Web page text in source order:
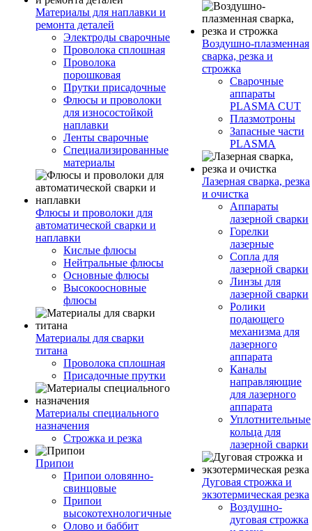
Материалы для наплавки и
ремонта деталей
Электроды сварочные
Проволока сплошная
Проволока
порошковая
Прутки присадочные
Флюсы и проволоки
для износостойкой
наплавки
Ленты сварочные
Специализированные
материалы
Флюсы и проволоки для
автоматической сварки и
наплавки
Кислые флюсы
Нейтральные флюсы
Основные флюсы
Высокоосновные
флюсы
Материалы для сварки
титана
Проволока сплошная
Присадочные прутки
Материалы специального
назначения
Строжка и резка
Припои
Припои оловянно-
свинцовые
Припои
высокотехнологичные
Олово и баббит
Воздушно-плазменная
сварка, резка и
строжка
Сварочные
аппараты
PLASMA CUT
Плазмотроны
Запасные части
PLASMA
Лазерная сварка, резка
и очистка
Аппараты
лазерной сварки
Горелки
лазерные
Сопла для
лазерной сварки
Линзы для
лазерной сварки
Ролики
подающего
механизма для
лазерного
аппарата
Каналы
направляющие
для лазерного
аппарата
Уплотнительные
кольца для
лазерной сварки
Дуговая строжка и
экзотермическая резка
Воздушно-
дуговая строжка